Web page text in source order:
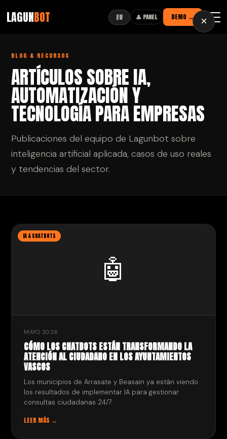
LAGUNBOT EU 👤 PANEL DEMO →
BLOG & RECURSOS
ARTÍCULOS SOBRE IA,
AUTOMATIZACIÓN Y
TECNOLOGÍA PARA EMPRESAS
Publicaciones del equipo de Lagunbot sobre
inteligencia artificial aplicada, casos de uso reales
y tendencias del sector.
🤖
IA & CHATBOTS
MAYO 2026
CÓMO LOS CHATBOTS ESTÁN TRANSFORMANDO LA
ATENCIÓN AL CIUDADANO EN LOS AYUNTAMIENTOS
VASCOS
Los municipios de Arrasate y Beasain ya están viendo
los resultados de implementar IA para gestionar
consultas ciudadanas 24/7.
LEER MÁS →
×